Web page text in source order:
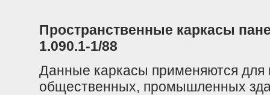
Пространственные каркасы
1.090.1-1/88
Данные каркасы применяются для
общественных, промышленных